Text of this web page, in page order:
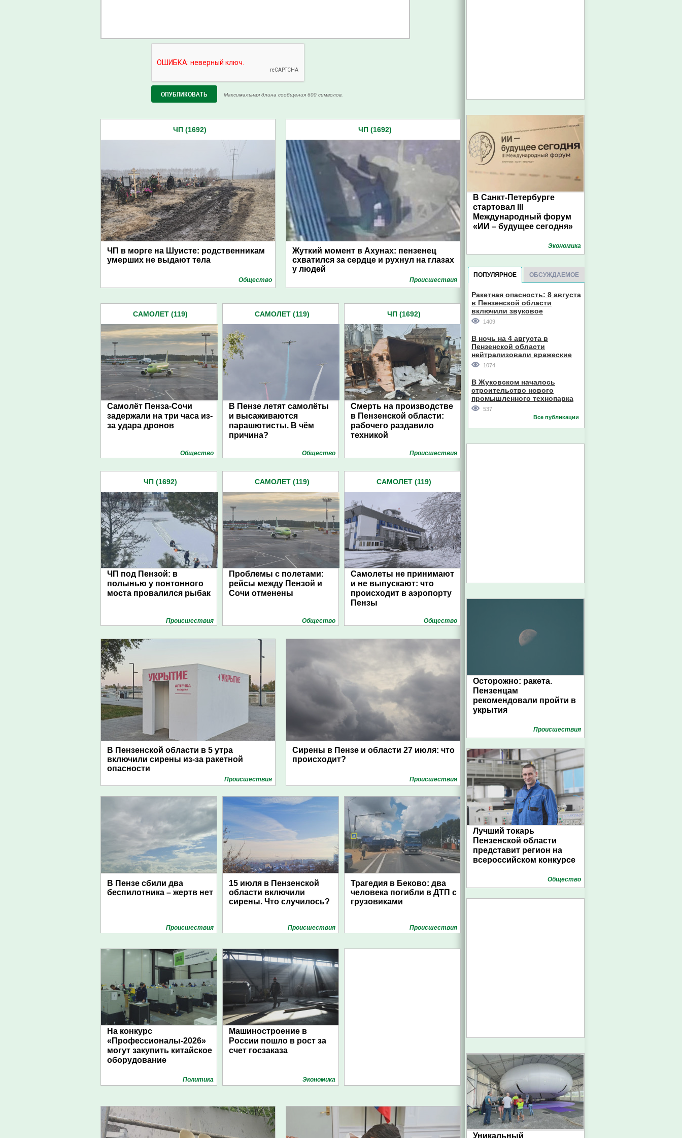
Максимальная длина сообщения 600 символов.
ЧП (1692)
ЧП в морге на Шуисте: родственникам
умерших не выдают тела
Общество
ЧП (1692)
Жуткий момент в Ахунах: пензенец
схватился за сердце и рухнул на глазах
у людей
Проиcшествия
САМОЛЕТ (119)
Самолёт Пенза-Сочи
задержали на три часа из-
за удара дронов
Общество
САМОЛЕТ (119)
В Пензе летят самолёты
и высаживаются
парашютисты. В чём
причина?
Общество
ЧП (1692)
Смерть на производстве
в Пензенской области:
рабочего раздавило
техникой
Проиcшествия
ЧП (1692)
ЧП под Пензой: в
полынью у понтонного
моста провалился рыбак
Проиcшествия
САМОЛЕТ (119)
Проблемы с полетами:
рейсы между Пензой и
Сочи отменены
Общество
САМОЛЕТ (119)
Самолеты не принимают
и не выпускают: что
происходит в аэропорту
Пензы
Общество
В Пензенской области в 5 утра
включили сирены из-за ракетной
опасности
Проиcшествия
Сирены в Пензе и области 27 июля: что
происходит?
Проиcшествия
В Пензе сбили два
беспилотника – жертв нет
Проиcшествия
15 июля в Пензенской
области включили
сирены. Что случилось?
Проиcшествия
Трагедия в Беково: два
человека погибли в ДТП с
грузовиками
Проиcшествия
На конкурс
«Профессионалы-2026»
могут закупить китайское
оборудование
Политика
Машиностроение в
России пошло в рост за
счет госзаказа
Экономика
В Санкт-Петербурге
стартовал III
Международный форум
«ИИ – будущее сегодня»
Экономика
ПОПУЛЯРНОЕ ОБСУЖДАЕМОЕ
Ракетная опасность: 8 августа
в Пензенской области
включили звуковое
оповещение
1409
В ночь на 4 августа в
Пензенской области
нейтрализовали вражеские
дроны
1074
В Жуковском началось
строительство нового
промышленного технопарка
537
Все публикации
Осторожно: ракета.
Пензенцам
рекомендовали пройти в
укрытия
Проиcшествия
Лучший токарь
Пензенской области
представит регион на
всероссийском конкурсе
Общество
Уникальный